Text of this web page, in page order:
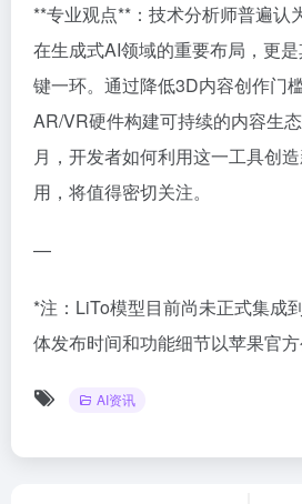
**专业观点**：技术分析师普遍认
在生成式AI领域的重要布局，更
键一环。通过降低3D内容创作门
AR/VR硬件构建可持续的内容生
月，开发者如何利用这一工具创
用，将值得密切关注。
—
*注：LiTo模型目前尚未正式集成
体发布时间和功能细节以苹果官
AI资讯